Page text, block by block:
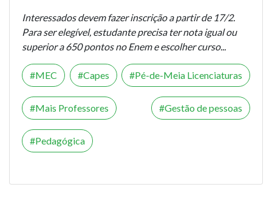
Interessados devem fazer inscrição a partir de 17/2.
Para ser elegível, estudante precisa ter nota igual ou
superior a 650 pontos no Enem e escolher curso...
MEC Capes Pé-de-Meia Licenciaturas
Mais Professores Gestão de pessoas
Pedagógica